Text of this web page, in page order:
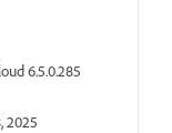
6.5.0.285
2025